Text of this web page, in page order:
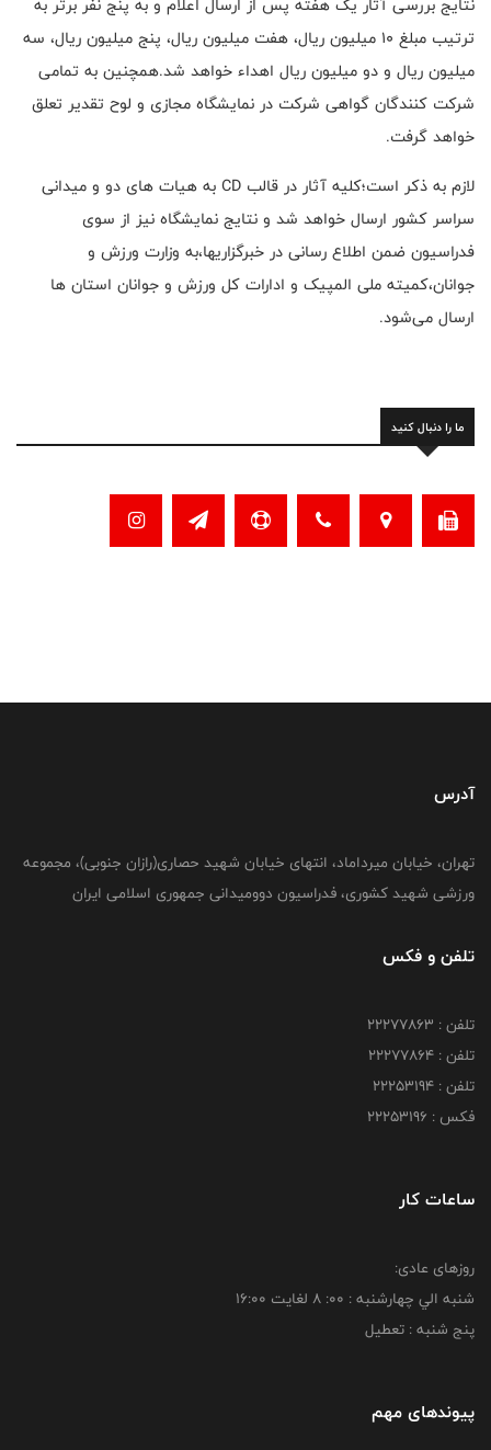
ترتیب مبلغ ۱۰ میلیون ریال، هفت میلیون ریال، پنج میلیون ریال، سه
میلیون ریال و دو میلیون ریال اهداء خواهد شد.همچنین به تمامی
شرکت کنندگان گواهی شرکت در نمایشگاه مجازی و لوح تقدیر تعلق
خواهد گرفت.
لازم به ذکر است؛کلیه آثار در قالب CD به هیات های دو و میدانی
سراسر کشور ارسال خواهد شد و نتایج نمایشگاه نیز از سوی
فدراسیون ضمن اطلاع رسانی در خبرگزاریها،به وزارت ورزش و
جوانان،کمیته ملی المپیک و ادارات کل ورزش و جوانان استان ها
ارسال می‌شود.
ما را دنبال کنید
آدرس
تهران، خیابان میرداماد، انتهای خیابان شهید حصاری(رازان جنوبی)، مجموعه
ورزشی شهید کشوری، فدراسیون دوومیدانی جمهوری اسلامی ایران
تلفن و فکس
تلفن : 22277863
تلفن : 22277864
تلفن : 22253194
فکس : 22253196
ساعات کار
روزهای عادی:
شنبه الي چهارشنبه : 00: 8 لغايت 16:00
پنج شنبه : تعطیل
پیوندهای مهم